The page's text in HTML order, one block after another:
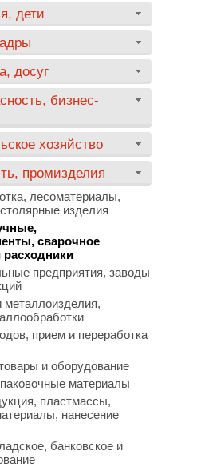
дети
досуг
бизнес-
хозяйство
промизделия
лесоматериалы,
изделия
сварочное
предприятия, заводы
металлоизделия,
прием и переработка
и оборудование
материалы
пластмассы,
нанесение
банковское и